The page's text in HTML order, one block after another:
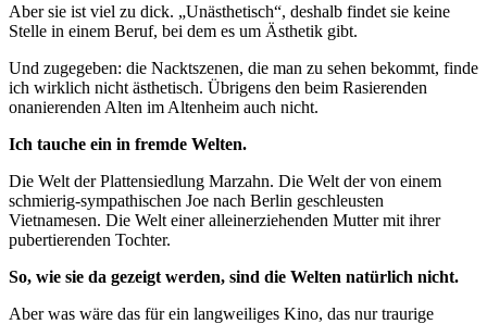
Aber sie ist viel zu dick. „Unästhetisch“, deshalb findet sie keine
Stelle in einem Beruf, bei dem es um Ästhetik gibt.
Und zugegeben: die Nacktszenen, die man zu sehen bekommt, finde
ich wirklich nicht ästhetisch. Übrigens den beim Rasierenden
onanierenden Alten im Altenheim auch nicht.
Ich tauche ein in fremde Welten.
Die Welt der Plattensiedlung Marzahn. Die Welt der von einem
schmierig-sympathischen Joe nach Berlin geschleusten
Vietnamesen. Die Welt einer alleinerziehenden Mutter mit ihrer
pubertierenden Tochter.
So, wie sie da gezeigt werden, sind die Welten natürlich nicht.
Aber was wäre das für ein langweiliges Kino, das nur traurige